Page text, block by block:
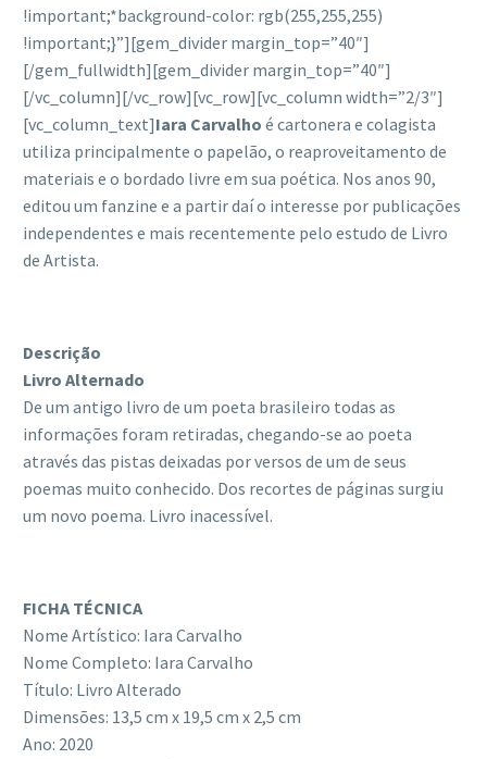
!important;*background-color: rgb(255,255,255)
!important;}”][gem_divider margin_top=”40″]
[/gem_fullwidth][gem_divider margin_top=”40″]
[/vc_column][/vc_row][vc_row][vc_column width=”2/3″]
[vc_column_text]Iara Carvalho é cartonera e colagista
utiliza principalmente o papelão, o reaproveitamento de
materiais e o bordado livre em sua poética. Nos anos 90,
editou um fanzine e a partir daí o interesse por publicações
independentes e mais recentemente pelo estudo de Livro
de Artista.
Descrição
Livro Alternado
De um antigo livro de um poeta brasileiro todas as
informações foram retiradas, chegando-se ao poeta
através das pistas deixadas por versos de um de seus
poemas muito conhecido. Dos recortes de páginas surgiu
um novo poema. Livro inacessível.
FICHA TÉCNICA
Nome Artístico: Iara Carvalho
Nome Completo: Iara Carvalho
Título: Livro Alterado
Dimensões: 13,5 cm x 19,5 cm x 2,5 cm
Ano: 2020